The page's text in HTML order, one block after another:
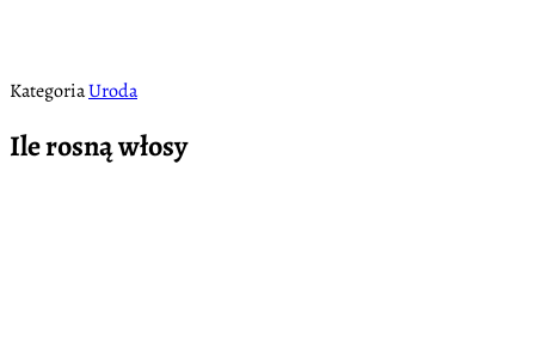
KategoriaUroda
Ile rosną włosy